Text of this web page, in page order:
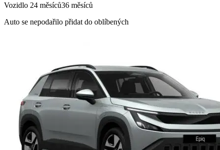
Vozidlo 24 měsíců36 měsíců
Auto se nepodařilo přidat do oblíbených